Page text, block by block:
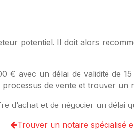
potentiel. Il doit alors
avec un délai de validité de
de vente et trouver un
d’achat et de négocier un délai
Trouver un notaire spécialisé